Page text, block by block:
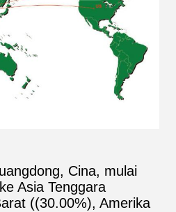
Cina, mulai
Asia Tenggara
((30.00%), Amerika